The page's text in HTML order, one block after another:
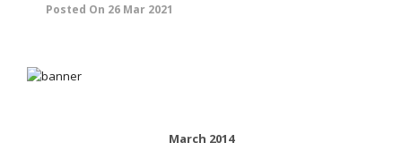
Posted On 26 Mar 2021
March 2014